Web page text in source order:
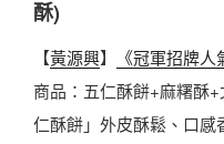
酥)
【黃源興】 《冠軍招牌人
商品：五仁酥餅+麻糬酥
仁酥餅」外皮酥鬆、口感